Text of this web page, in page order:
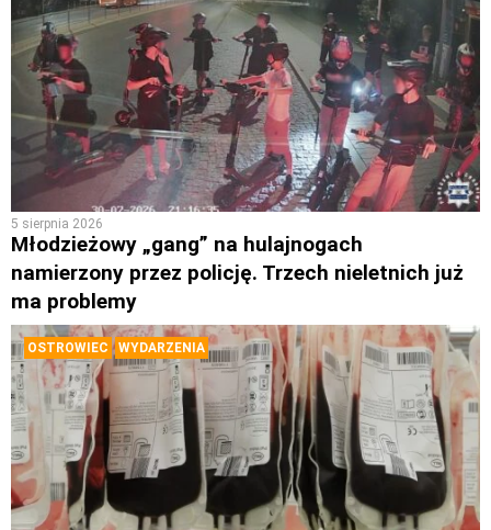
5 sierpnia 2026
Młodzieżowy „gang” na hulajnogach
namierzony przez policję. Trzech nieletnich już
ma problemy
OSTROWIEC WYDARZENIA